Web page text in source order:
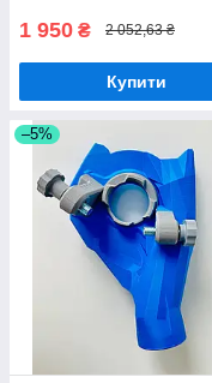
1 950 ₴ 2 052,63 ₴
Купити
–5%